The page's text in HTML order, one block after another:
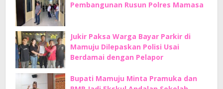
Pembangunan Rusun Polres Mamasa
Jukir Paksa Warga Bayar Parkir di
Mamuju Dilepaskan Polisi Usai
Berdamai dengan Pelapor
Bupati Mamuju Minta Pramuka dan